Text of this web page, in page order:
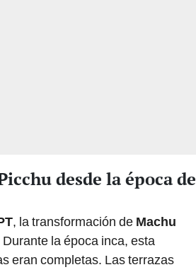
desde la época de
, la transformación de Machu
la época inca, esta
eran completas. Las terrazas